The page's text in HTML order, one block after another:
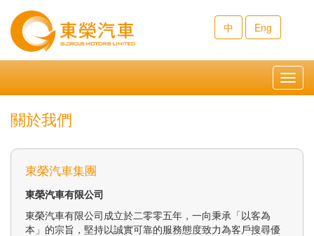
中 Eng
關於我們
東榮汽車集團
東榮汽車有限公司
東榮汽車有限公司成立於二零零五年，一向秉承「以客為
本」的宗旨，堅持以誠實可靠的服務態度致力為客戶搜尋優